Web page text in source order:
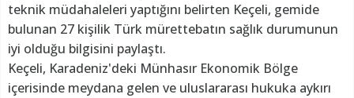
teknik müdahaleleri yaptığını belirten Keçeli, gemide
bulunan 27 kişilik Türk mürettebatın sağlık durumunun
iyi olduğu bilgisini paylaştı.
Keçeli, Karadeniz'deki Münhasır Ekonomik Bölge
içerisinde meydana gelen ve uluslararası hukuka aykırı